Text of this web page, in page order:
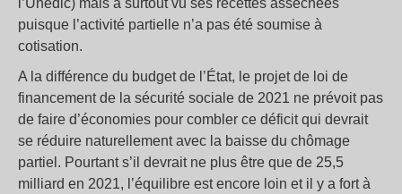
l’Unédic) mais a surtout vu ses recettes asséchées
puisque l’activité partielle n’a pas été soumise à
cotisation.
A la différence du budget de l’État, le projet de loi de
financement de la sécurité sociale de 2021 ne prévoit pas
de faire d’économies pour combler ce déficit qui devrait
se réduire naturellement avec la baisse du chômage
partiel. Pourtant s’il devrait ne plus être que de 25,5
milliard en 2021, l’équilibre est encore loin et il y a fort à